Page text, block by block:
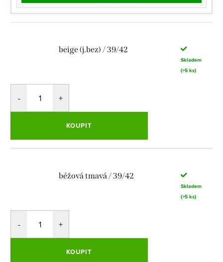
beige (j.bez) / 39/42
Skladem
(>5 ks)
KOUPIT
béžová tmavá / 39/42
Skladem
(>5 ks)
KOUPIT